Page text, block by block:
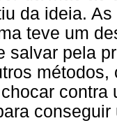
da ideia.
teve um
salvar pela
contra
conseguir